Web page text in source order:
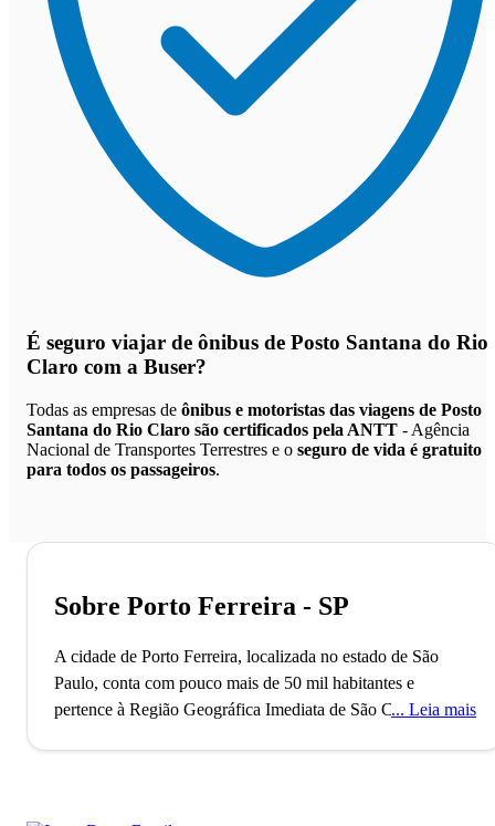
É seguro viajar de ônibus de Posto Santana do Rio
Claro com a Buser?
Todas as empresas de ônibus e motoristas das viagens de Posto
Santana do Rio Claro são certificados pela ANTT - Agência
Nacional de Transportes Terrestres e o seguro de vida é gratuito
para todos os passageiros.
Sobre Porto Ferreira - SP
A cidade de Porto Ferreira, localizada no estado de São
Paulo, conta com pouco mais de 50 mil habitantes e
pertence à Região Geográfica Imediata de São Carlos. O
Leia mais